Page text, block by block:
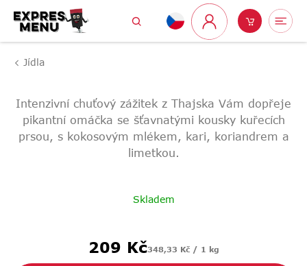
obsah
Hledat
Přihlášení
Nákupní
košík
Jídla
Intenzivní chuťový zážitek z Thajska Vám dopřeje
pikantní omáčka se šťavnatými kousky kuřecích
prsou, s kokosovým mlékem, kari, koriandrem a
limetkou.
Skladem
209 KčMěrná
cena:
348,33 Kč / 1 kg